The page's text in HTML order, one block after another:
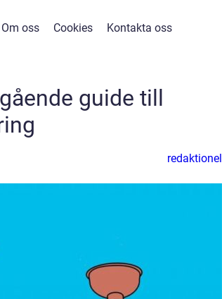
Om oss Cookies Kontakta oss
guide till
redaktionel